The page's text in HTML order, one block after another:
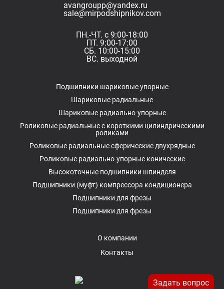
avangroupp@yandex.ru
sale@mirpodshipnikov.com
ПН.-ЧТ. с 9:00-18:00
ПТ. 9:00-17:00
СБ. 10:00-15:00
ВС. выходной
Подшипники шариковые упорные
Шариковые радиальные
Шариковые радиально-упорные
Роликовые радиальные с короткими цилиндрическими
роликами
Роликовые радиальные сферические двухрядные
Роликовые радиально-упорные конические
Высокоточные подшипники шпинделя
Подшипники (муфт) компрессора кондиционера
Подшипники для фрезы
Подшипники для фрезы
О компании
Контакты
Задать вопрос